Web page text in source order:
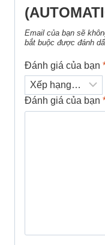
Email của bạn sẽ
bắt buộc được đánh
Đánh giá của bạn
Đánh giá của bạn